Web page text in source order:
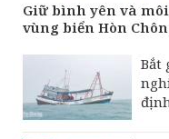
Giữ bình yên và
vùng biển Hòn
Bắt